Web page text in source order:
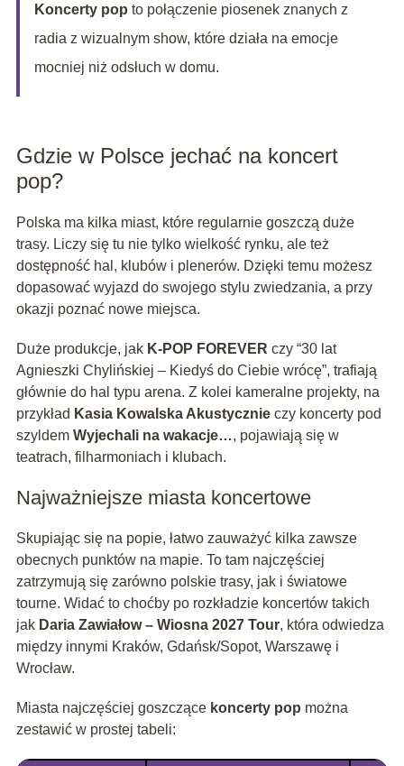
Koncerty pop to połączenie piosenek znanych z
radia z wizualnym show, które działa na emocje
mocniej niż odsłuch w domu.
Gdzie w Polsce jechać na koncert
pop?
Polska ma kilka miast, które regularnie goszczą duże
trasy. Liczy się tu nie tylko wielkość rynku, ale też
dostępność hal, klubów i plenerów. Dzięki temu możesz
dopasować wyjazd do swojego stylu zwiedzania, a przy
okazji poznać nowe miejsca.
Duże produkcje, jak K-POP FOREVER czy “30 lat
Agnieszki Chylińskiej – Kiedyś do Ciebie wrócę”, trafiają
głównie do hal typu arena. Z kolei kameralne projekty, na
przykład Kasia Kowalska Akustycznieczy koncerty pod
szyldem Wyjechali na wakacje…, pojawiają się w
teatrach, filharmoniach i klubach.
Najważniejsze miasta koncertowe
Skupiając się na popie, łatwo zauważyć kilka zawsze
obecnych punktów na mapie. To tam najczęściej
zatrzymują się zarówno polskie trasy, jak i światowe
tourne. Widać to choćby po rozkładzie koncertów takich
jak Daria Zawiałow – Wiosna 2027 Tour, która odwiedza
między innymi Kraków, Gdańsk/Sopot, Warszawę i
Wrocław.
Miasta najczęściej goszczące koncerty pop można
zestawić w prostej tabeli: